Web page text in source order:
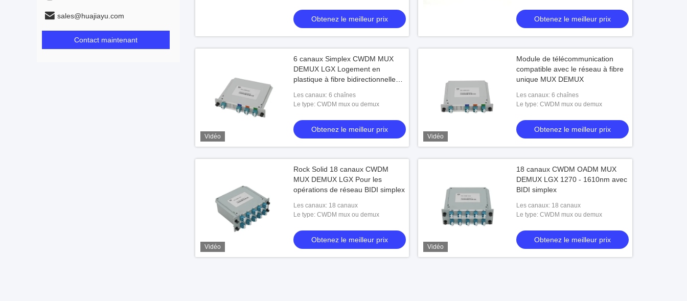
sales@huajiayu.com
Contact maintenant
Obtenez le meilleur prix Obtenez le meilleur prix
Vidéo
6 canaux Simplex CWDM MUX
DEMUX LGX Logement en
plastique à fibre bidirectionnelle
Les canaux: 6 chaînes
Le type: CWDM mux ou demux
Obtenez le meilleur prix
Vidéo
Module de télécommunication
compatible avec le réseau à fibre
unique MUX DEMUX
Les canaux: 6 chaînes
Le type: CWDM mux ou demux
Obtenez le meilleur prix
Vidéo
Rock Solid 18 canaux CWDM
MUX DEMUX LGX Pour les
opérations de réseau BIDI simplex
Les canaux: 18 canaux
Le type: CWDM mux ou demux
Obtenez le meilleur prix
Vidéo
18 canaux CWDM OADM MUX
DEMUX LGX 1270 - 1610nm avec
BIDI simplex
Les canaux: 18 canaux
Le type: CWDM mux ou demux
Obtenez le meilleur prix